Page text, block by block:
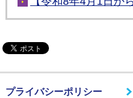
プライバシーポリシー